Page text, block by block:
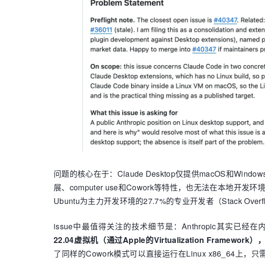
问题的核心在于：Claude Desktop仅提供macOS和
展、computer use和Cowork等特性，也无法在本地开发
Ubuntu为主力开发环境的27.7%的专业开发者（Stack
issue中最值得关注的技术细节是：Anthropic其实已经在
22.04虚拟机（通过Apple的Virtualization Framework）
了同样的Cowork模式可以直接运行在Linux x86_64上，